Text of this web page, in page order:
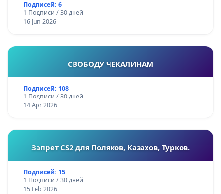
Подписей: 6
1 Подписи / 30 дней
16 Jun 2026
СВОБОДУ ЧЕКАЛИНАМ
Подписей: 108
1 Подписи / 30 дней
14 Apr 2026
Запрет CS2 для Поляков, Казахов, Турков.
Подписей: 15
1 Подписи / 30 дней
15 Feb 2026